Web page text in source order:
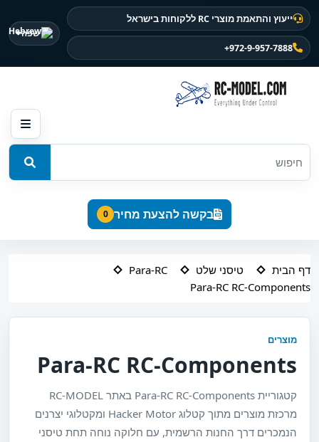
ייעוץ והתאמת מוצרי RC ללקוחות בישראל
+972-9-957-7888
שפה
בקשה להצעת מחיר 0
דף הבית טיסני שלט
Para-RC
Para-RC RC-Components
מוצרים
Para-RC RC-Components
קטגוריית Para-RC RC-Components באתר RC-MODEL
מרכזת מוצרים מתוך קטלוג Hacker Motor ומקטלוגי יצרנים
הנמכרים דרך החנות הרשמית, עם חלוקה נוחה תחת טיסני